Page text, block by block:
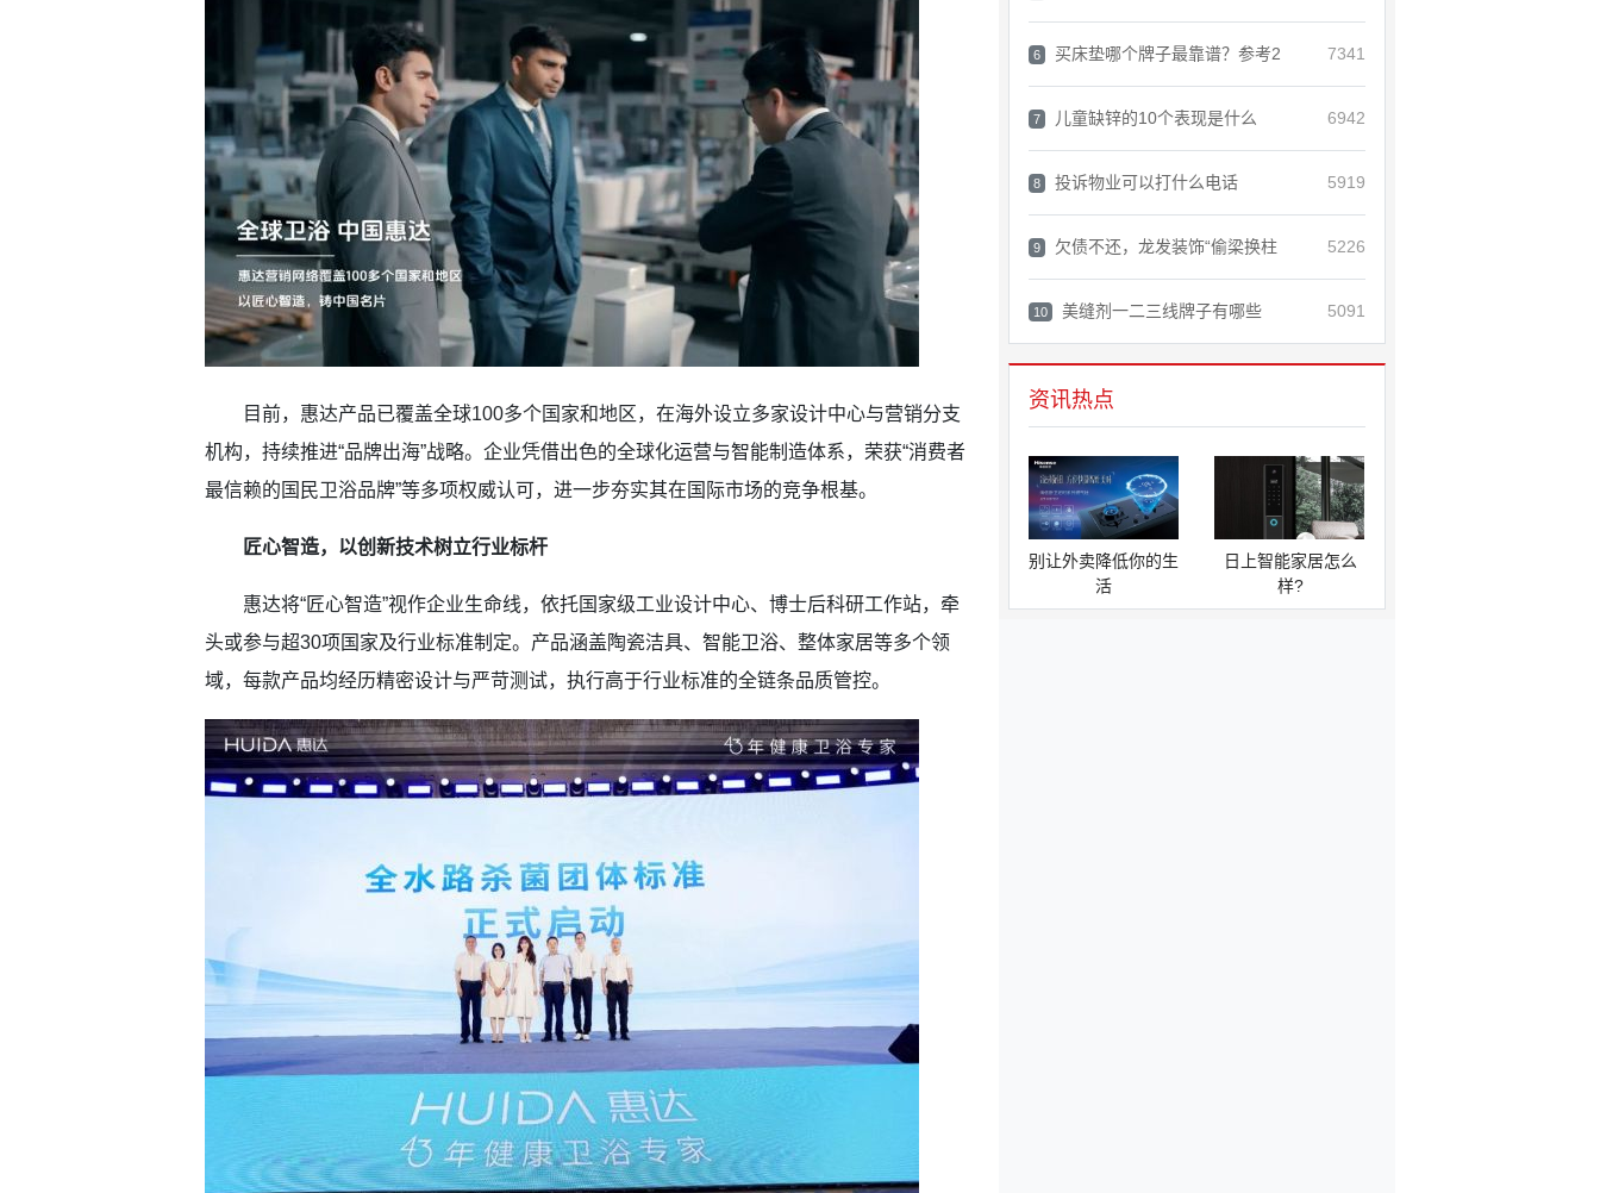
目前，惠达产品已覆盖全球100多个国家和地区，在海外设立多家设计中心与营销分支
机构，持续推进“品牌出海”战略。企业凭借出色的全球化运营与智能制造体系，荣获“消费者
最信赖的国民卫浴品牌”等多项权威认可，进一步夯实其在国际市场的竞争根基。
匠心智造，以创新技术树立行业标杆
惠达将“匠心智造”视作企业生命线，依托国家级工业设计中心、博士后科研工作站，牵
头或参与超30项国家及行业标准制定。产品涵盖陶瓷洁具、智能卫浴、整体家居等多个领
域，每款产品均经历精密设计与严苛测试，执行高于行业标准的全链条品质管控。
6 买床垫哪个牌子最靠谱？参考2 7341
7 儿童缺锌的10个表现是什么 6942
8 投诉物业可以打什么电话 5919
9 欠债不还，龙发装饰“偷梁换柱 5226
10 美缝剂一二三线牌子有哪些 5091
资讯热点
别让外卖降低你的生
活
日上智能家居怎么
样?